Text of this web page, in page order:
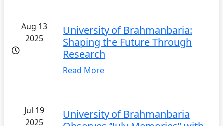
Aug 13
2025
University of Brahmanbaria:
Shaping the Future Through
Research
Read More
Jul 19
2025
University of Brahmanbaria